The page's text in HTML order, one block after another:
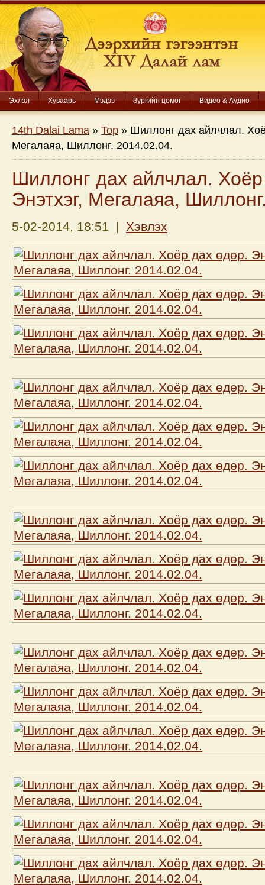
Эхлэл Хуваарь Мэдээ Зургийн цомог Видео & Аудио
14th Dalai Lama » Top » Шиллонг дах айлчлал.
Мегалаяа, Шиллонг. 2014.02.04.
Шиллонг дах айлчлал.
Энэтхэг, Мегалаяа,
5-02-2014, 18:51 | Хэвлэх